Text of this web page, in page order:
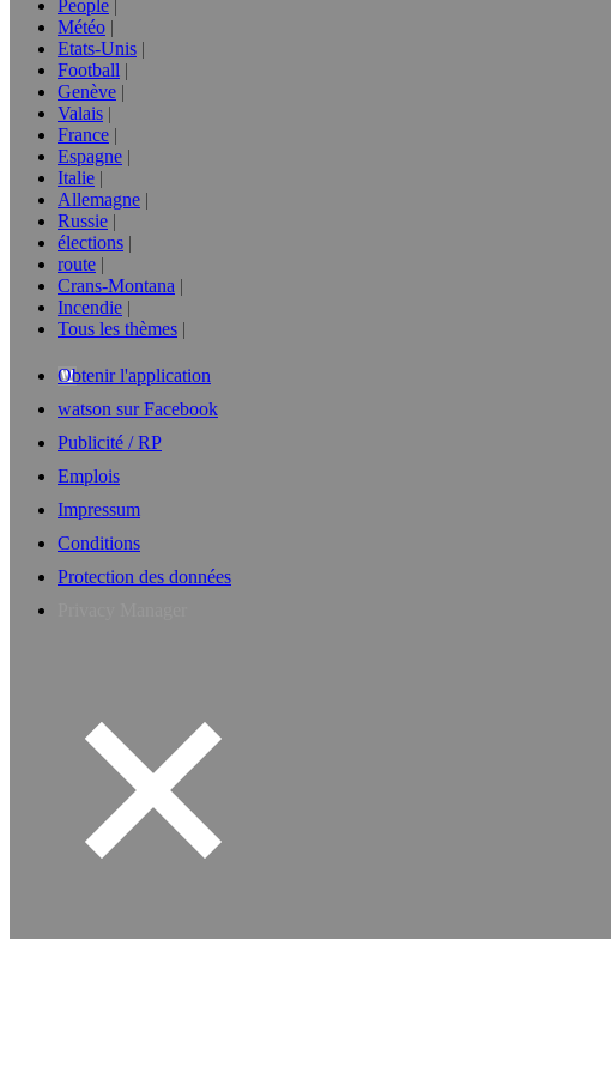
People
Météo
Etats-Unis
Football
Genève
Valais
France
Espagne
Italie
Allemagne
Russie
élections
route
Crans-Montana
Incendie
Tous les thèmes
Obtenir l'application
watson sur Facebook
Publicité / RP
Emplois
Impressum
Conditions
Protection des données